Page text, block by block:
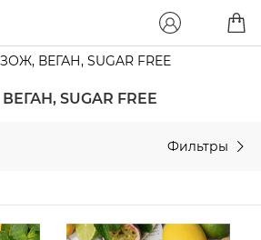
ЗОЖ, ВЕГАН, SUGAR FREE
SUGAR FREE
Фильтры